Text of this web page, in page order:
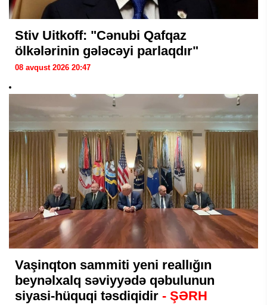
Stiv Uitkoff: "Cənubi Qafqaz
ölkələrinin gələcəyi parlaqdır"
08 avqust 2026 20:47
Vaşinqton sammiti yeni reallığın
beynəlxalq səviyyədə qəbulunun
siyasi-hüquqi təsdiqidir - ŞƏRH